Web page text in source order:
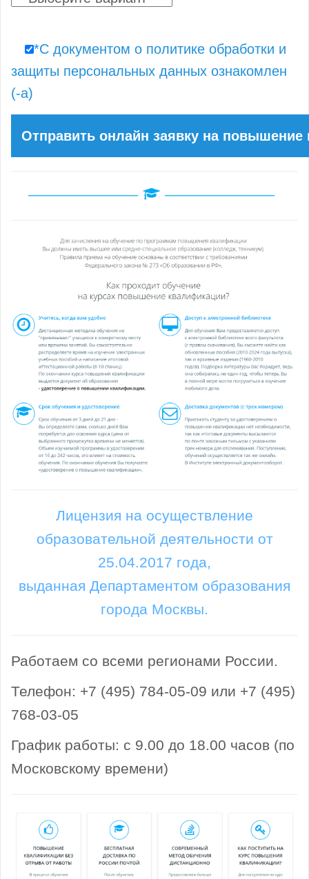
*С документом о политике обработки и
защиты персональных данных ознакомлен
(-а)
Лицензия на осуществление
образовательной деятельности от
25.04.2017 года,
выданная Департаментом образования
города Москвы.
Работаем со всеми регионами России.
Телефон: +7 (495) 784-05-09 или +7 (495)
768-03-05
График работы: с 9.00 до 18.00 часов (по
Московскому времени)